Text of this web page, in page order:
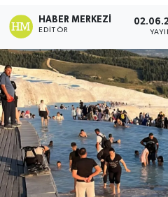
HABER MERKEZI
EDITÖR